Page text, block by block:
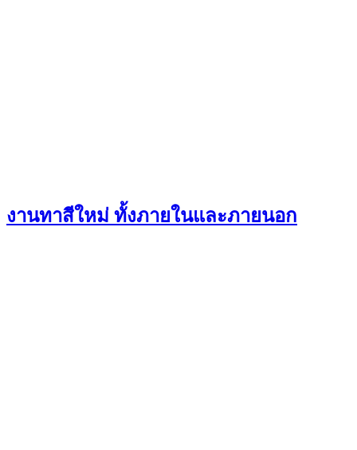
งานทาสีใหม่ ทั้งภายในและภายนอก